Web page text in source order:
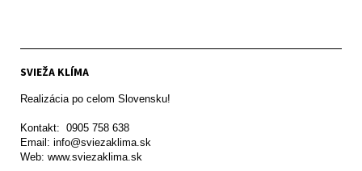
SVIEŽA KLÍMA
Realizácia po celom Slovensku!
Kontakt:  0905 758 638
Email: info@sviezaklima.sk
Web: www.sviezaklima.sk